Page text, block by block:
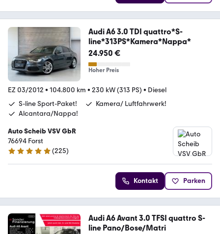
Audi A6 3.0 TDI quattro*S-
line*313PS*Kamera*Nappa*
24.950 €
Hoher Preis
EZ 03/2012 • 104.800 km • 230 kW (313 PS) • Diesel
S-line Sport-Paket!
Kamera/ Luftfahrwerk!
Alcantara/Nappa!
Auto Scheib VSV GbR
76694 Forst
5 Sterne
(225)
Kontakt Parken
Audi A6 Avant 3.0 TFSI quattro S-
line Pano/Bose/Matri